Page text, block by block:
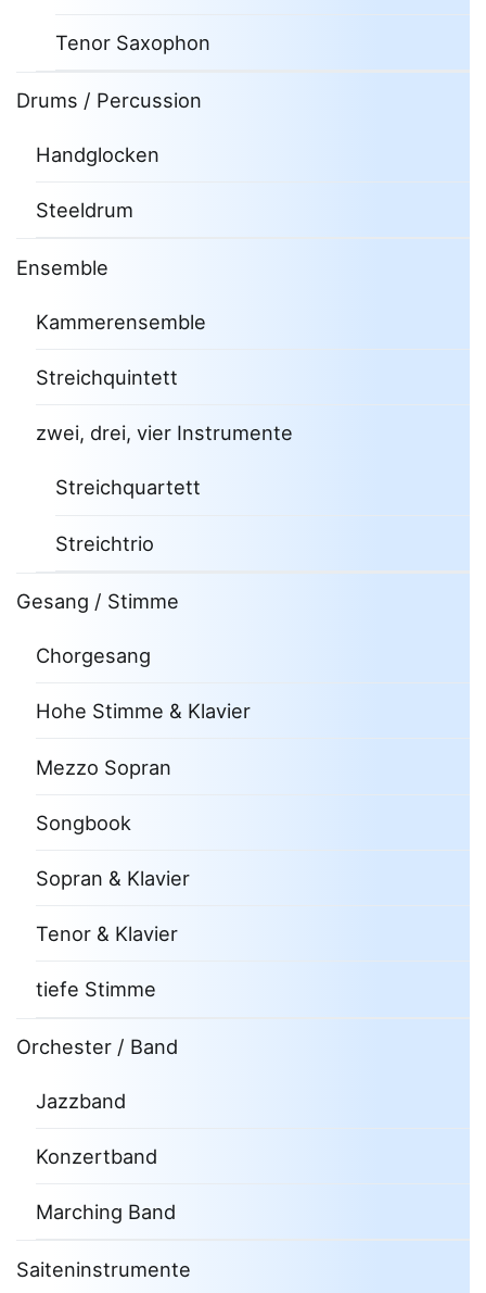
Tenor Saxophon
Drums / Percussion
Handglocken
Steeldrum
Ensemble
Kammerensemble
Streichquintett
zwei, drei, vier Instrumente
Streichquartett
Streichtrio
Gesang / Stimme
Chorgesang
Hohe Stimme & Klavier
Mezzo Sopran
Songbook
Sopran & Klavier
Tenor & Klavier
tiefe Stimme
Orchester / Band
Jazzband
Konzertband
Marching Band
Saiteninstrumente